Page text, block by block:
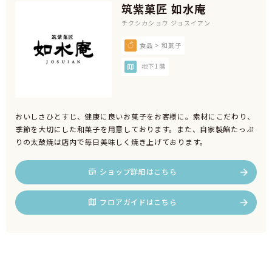
筑紫菓匠 如水庵
チクシカショウ ジョスイアン
食品 > 和菓子
地下1階
おいしさひとすじ、健康に良いお菓子をお客様に。素材にこだわり、
季節を大切にした和菓子を用意しております。また、自家製餡たっぷ
りの太鼓焼は店内で毎日美味しく焼き上げております。
ショップ詳細はこちら
フロアガイドはこちら